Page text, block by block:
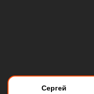
Сергей